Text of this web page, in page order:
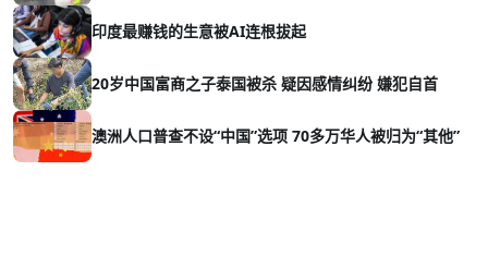
印度最赚钱的生意被AI连根拔起
20岁中国富商之子泰国被杀 疑因感情纠纷 嫌犯自首
澳洲人口普查不设“中国”选项 70多万华人被归为“其他”